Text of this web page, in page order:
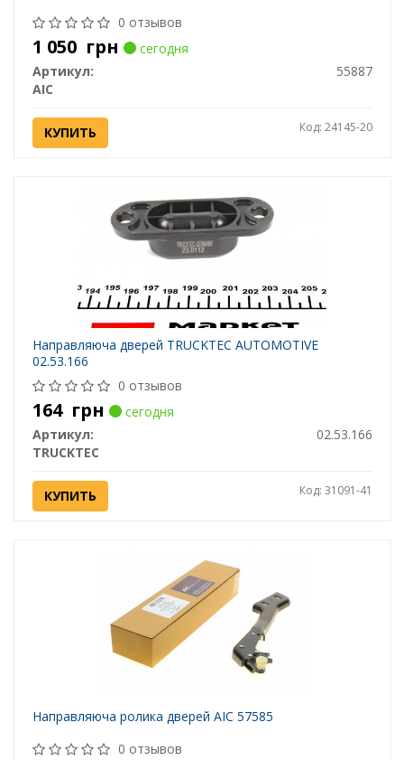
0 отзывов
1 050 грн
сегодня
Артикул:
55887
AIC
КУПИТЬ Код: 24145-20
Направляюча дверей TRUCKTEC AUTOMOTIVE
02.53.166
0 отзывов
164 грн
сегодня
Артикул:
02.53.166
TRUCKTEC
КУПИТЬ Код: 31091-41
Направляюча ролика дверей AIC 57585
0 отзывов